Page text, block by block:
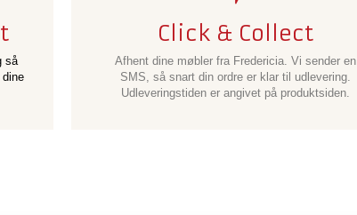
så
Click & Collect
Afhent dine møbler fra Fredericia. Vi sender en
SMS, så snart din ordre er klar til udlevering.
Udleveringstiden er angivet på produktsiden.